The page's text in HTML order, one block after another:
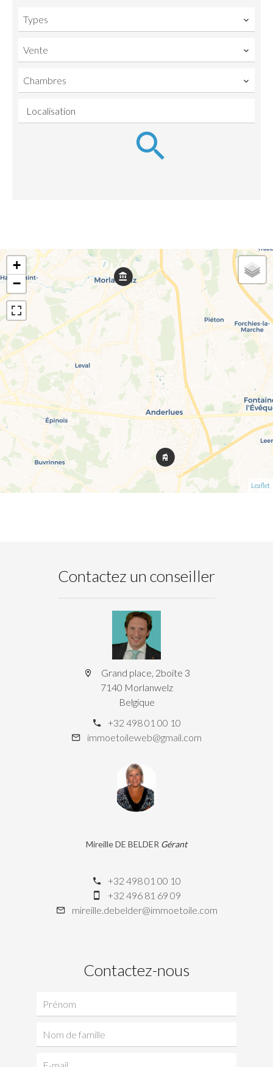
Types
Vente
Chambres
Localisation
+
−
Leaflet
Contactez un conseiller
Grand place, 2boite 3
7140 Morlanwelz
Belgique
+32 498 01 00 10
immoetoileweb@gmail.com
Mireille DE BELDER Gérant
+32 498 01 00 10
+32 496 81 69 09
mireille.debelder@immoetoile.com
Contactez-nous